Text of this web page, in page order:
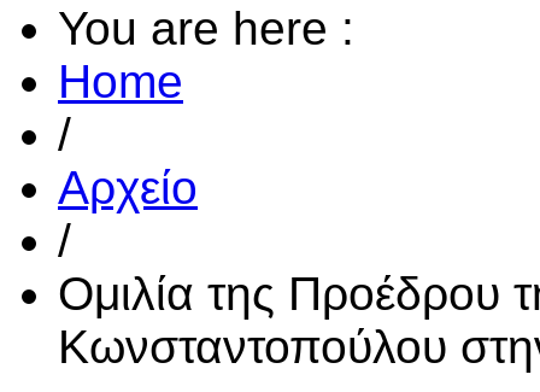
You are here :
Home
/
Αρχείο
/
Ομιλία της Προέδρου
Κωνσταντοπούλου